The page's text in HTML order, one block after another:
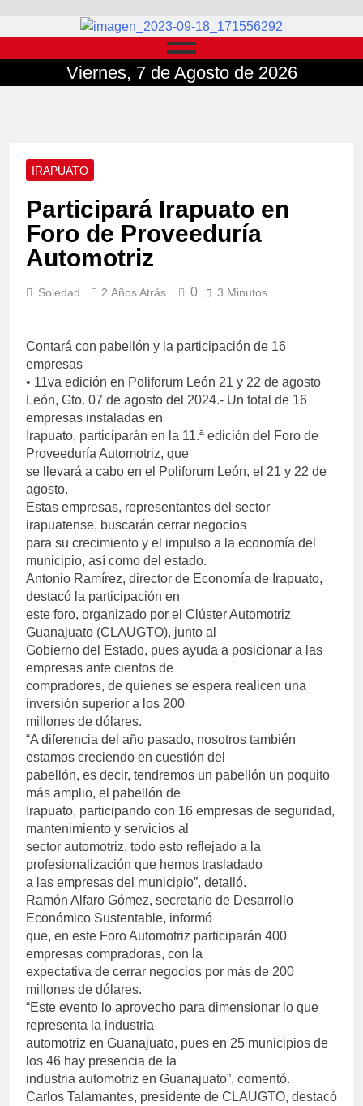
Viernes, 7 de Agosto de 2026
IRAPUATO
Participará Irapuato en
Foro de Proveeduría
Automotriz
Soledad 2 Años Atrás 0 3 Minutos
Contará con pabellón y la participación de 16
empresas
• 11va edición en Poliforum León 21 y 22 de agosto
León, Gto. 07 de agosto del 2024.- Un total de 16
empresas instaladas en
Irapuato, participarán en la 11.ª edición del Foro de
Proveeduría Automotriz, que
se llevará a cabo en el Poliforum León, el 21 y 22 de
agosto.
Estas empresas, representantes del sector
irapuatense, buscarán cerrar negocios
para su crecimiento y el impulso a la economía del
municipio, así como del estado.
Antonio Ramírez, director de Economía de Irapuato,
destacó la participación en
este foro, organizado por el Clúster Automotriz
Guanajuato (CLAUGTO), junto al
Gobierno del Estado, pues ayuda a posicionar a las
empresas ante cientos de
compradores, de quienes se espera realicen una
inversión superior a los 200
millones de dólares.
“A diferencia del año pasado, nosotros también
estamos creciendo en cuestión del
pabellón, es decir, tendremos un pabellón un poquito
más amplio, el pabellón de
Irapuato, participando con 16 empresas de seguridad,
mantenimiento y servicios al
sector automotriz, todo esto reflejado a la
profesionalización que hemos trasladado
a las empresas del municipio”, detalló.
Ramón Alfaro Gómez, secretario de Desarrollo
Económico Sustentable, informó
que, en este Foro Automotriz participarán 400
empresas compradoras, con la
expectativa de cerrar negocios por más de 200
millones de dólares.
“Este evento lo aprovecho para dimensionar lo que
representa la industria
automotriz en Guanajuato, pues en 25 municipios de
los 46 hay presencia de la
industria automotriz en Guanajuato”, comentó.
Carlos Talamantes, presidente de CLAUGTO, destacó